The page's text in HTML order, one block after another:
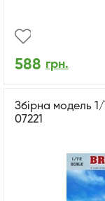
588 грн.
Збірна модель
07221